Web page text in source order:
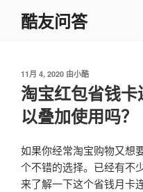
酷友问答
发
布
于
11月 4, 2020 由小酷
淘宝红包省钱
以叠加使用吗？
如果你经常淘宝购物又想
个不错的选择。已经有不
来了解一下这个省钱月卡